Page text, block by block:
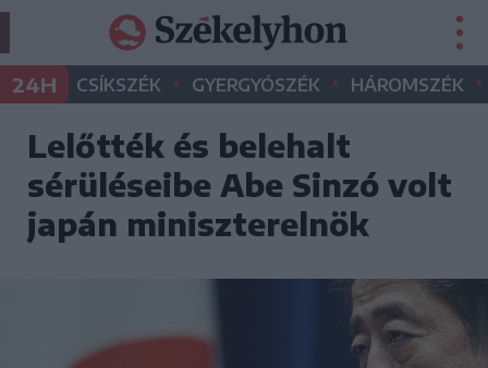
24H CSÍKSZÉK • GYERGYÓSZÉK • HÁROMSZÉK •
Lelőtték és belehalt
sérüléseibe Abe Sinzó volt
japán miniszterelnök